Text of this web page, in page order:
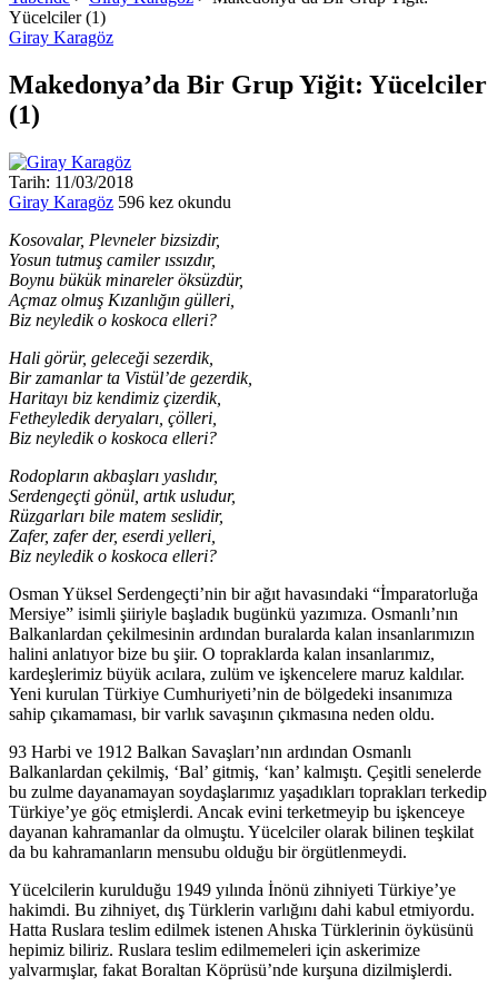
Yücelciler (1)
Giray Karagöz
Makedonya’da Bir Grup Yiğit: Yücelciler
(1)
Tarih: 11/03/2018
Giray Karagöz 596 kez okundu
Kosovalar, Plevneler bizsizdir,
Yosun tutmuş camiler ıssızdır,
Boynu bükük minareler öksüzdür,
Açmaz olmuş Kızanlığın gülleri,
Biz neyledik o koskoca elleri?
Hali görür, geleceği sezerdik,
Bir zamanlar ta Vistül’de gezerdik,
Haritayı biz kendimiz çizerdik,
Fetheyledik deryaları, çölleri,
Biz neyledik o koskoca elleri?
Rodopların akbaşları yaslıdır,
Serdengeçti gönül, artık usludur,
Rüzgarları bile matem seslidir,
Zafer, zafer der, eserdi yelleri,
Biz neyledik o koskoca elleri?
Osman Yüksel Serdengeçti’nin bir ağıt havasındaki “İmparatorluğa
Mersiye” isimli şiiriyle başladık bugünkü yazımıza. Osmanlı’nın
Balkanlardan çekilmesinin ardından buralarda kalan insanlarımızın
halini anlatıyor bize bu şiir. O topraklarda kalan insanlarımız,
kardeşlerimiz büyük acılara, zulüm ve işkencelere maruz kaldılar.
Yeni kurulan Türkiye Cumhuriyeti’nin de bölgedeki insanımıza
sahip çıkamaması, bir varlık savaşının çıkmasına neden oldu.
93 Harbi ve 1912 Balkan Savaşları’nın ardından Osmanlı
Balkanlardan çekilmiş, ‘Bal’ gitmiş, ‘kan’ kalmıştı. Çeşitli senelerde
bu zulme dayanamayan soydaşlarımız yaşadıkları toprakları terkedip
Türkiye’ye göç etmişlerdi. Ancak evini terketmeyip bu işkenceye
dayanan kahramanlar da olmuştu. Yücelciler olarak bilinen teşkilat
da bu kahramanların mensubu olduğu bir örgütlenmeydi.
Yücelcilerin kurulduğu 1949 yılında İnönü zihniyeti Türkiye’ye
hakimdi. Bu zihniyet, dış Türklerin varlığını dahi kabul etmiyordu.
Hatta Ruslara teslim edilmek istenen Ahıska Türklerinin öyküsünü
hepimiz biliriz. Ruslara teslim edilmemeleri için askerimize
yalvarmışlar, fakat Boraltan Köprüsü’nde kurşuna dizilmişlerdi.